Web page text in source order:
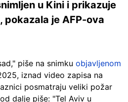
u Kini i prikazuje
pokazala je AFP-ova
piše na snimku objavljenom
iznad video zapisa na
posmatraju veliki požar
dalje piše: "Tel Aviv u